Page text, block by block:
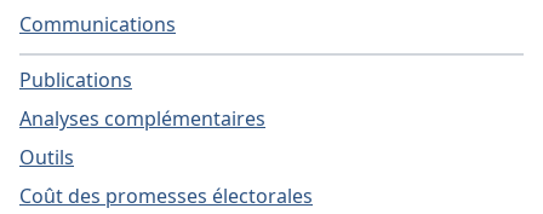
Communications
Publications
Analyses complémentaires
Outils
Coût des promesses électorales